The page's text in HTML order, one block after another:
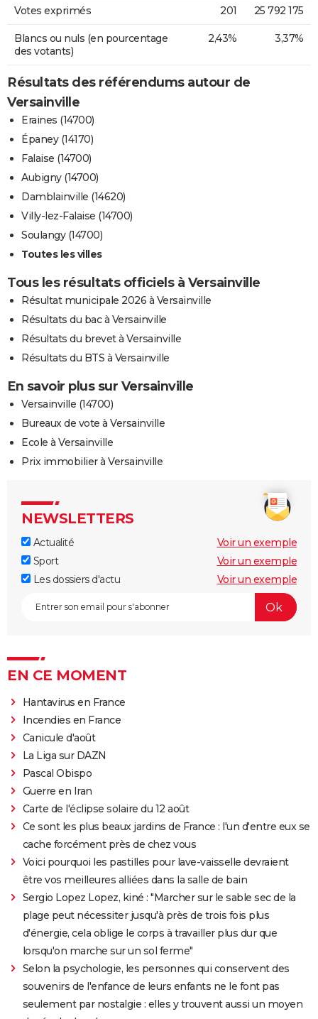
Votes exprimés 201 25 792 175
Blancs ou nuls (en pourcentage
des votants)
2,43% 3,37%
Résultats des référendums autour de
Versainville
Eraines (14700)
Épaney (14170)
Falaise (14700)
Aubigny (14700)
Damblainville (14620)
Villy-lez-Falaise (14700)
Soulangy (14700)
Toutes les villes
Tous les résultats officiels à Versainville
Résultat municipale 2026 à Versainville
Résultats du bac à Versainville
Résultats du brevet à Versainville
Résultats du BTS à Versainville
En savoir plus sur Versainville
Versainville (14700)
Bureaux de vote à Versainville
Ecole à Versainville
Prix immobilier à Versainville
NEWSLETTERS
Actualité
Voir un exemple
Sport
Voir un exemple
Les dossiers d'actu
Voir un exemple
EN CE MOMENT
Hantavirus en France
Incendies en France
Canicule d'août
La Liga sur DAZN
Pascal Obispo
Guerre en Iran
Carte de l'éclipse solaire du 12 août
Ce sont les plus beaux jardins de France : l'un d'entre eux se
cache forcément près de chez vous
Voici pourquoi les pastilles pour lave-vaisselle devraient
être vos meilleures alliées dans la salle de bain
Sergio Lopez Lopez, kiné : "Marcher sur le sable sec de la
plage peut nécessiter jusqu'à près de trois fois plus
d'énergie, cela oblige le corps à travailler plus dur que
lorsqu'on marche sur un sol ferme"
Selon la psychologie, les personnes qui conservent des
souvenirs de l'enfance de leurs enfants ne le font pas
seulement par nostalgie : elles y trouvent aussi un moyen